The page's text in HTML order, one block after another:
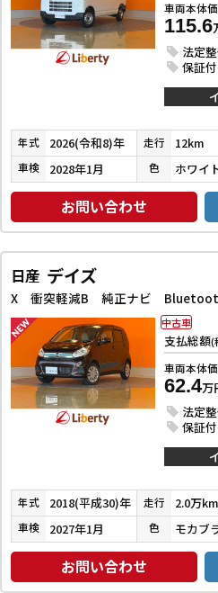
車両本体
115.6
法定
保証
年式 2026(令和8)年 走行 12km
車検 2028年1月 色 ホワイ
お問い合わせ
日産 デイズ
支払総額(
車両本体
62.4万
法定
保証
中古車
年式 2018(平成30)年 走行 2.0万km
車検 2027年1月 色 モカブ
お問い合わせ